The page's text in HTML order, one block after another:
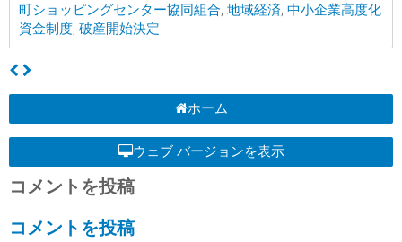
町ショッピングセンター協同組合, 地域経済, 中小企業高度化
資金制度, 破産開始決定
ホーム
ウェブ バージョンを表示
コメントを投稿
コメントを投稿